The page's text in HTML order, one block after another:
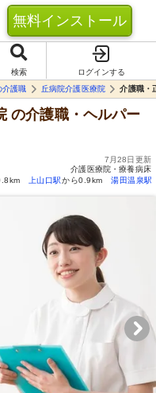
無料インストール
検索
ログインする
介護職 丘病院介護医療院 介護職・
の介護職・ヘルパー
7月28日更新
介護医療院・療養病床
上山口駅から0.9km 湯田温泉駅